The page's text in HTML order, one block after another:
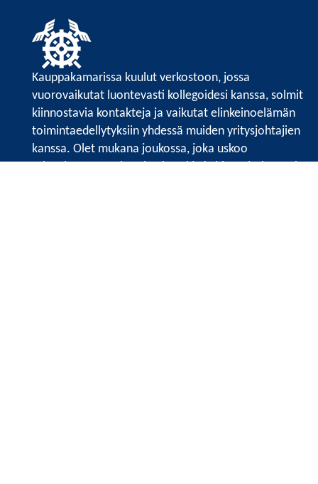
Kauppakamarissa kuulut verkostoon, jossa
vuorovaikutat luontevasti kollegoidesi kanssa, solmit
kiinnostavia kontakteja ja vaikutat elinkeinoelämän
toimintaedellytyksiin yhdessä muiden yritysjohtajien
kanssa. Olet mukana joukossa, joka uskoo